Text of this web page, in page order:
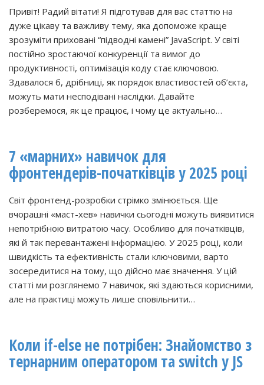
Привіт! Радий вітати! Я підготував для вас статтю на
дуже цікаву та важливу тему, яка допоможе краще
зрозуміти приховані “підводні камені” JavaScript. У світі
постійно зростаючої конкуренції та вимог до
продуктивності, оптимізація коду стає ключовою.
Здавалося б, дрібниці, як порядок властивостей об’єкта,
можуть мати несподівані наслідки. Давайте
розберемося, як це працює, і чому це актуально…
7 «марних» навичок для
фронтендерів-початківців у 2025 році
Світ фронтенд-розробки стрімко змінюється. Ще
вчорашні «маст-хев» навички сьогодні можуть виявитися
непотрібною витратою часу. Особливо для початківців,
які й так перевантажені інформацією. У 2025 році, коли
швидкість та ефективність стали ключовими, варто
зосередитися на тому, що дійсно має значення. У цій
статті ми розглянемо 7 навичок, які здаються корисними,
але на практиці можуть лише сповільнити…
Коли if-else не потрібен: Знайомство з
тернарним оператором та switch у JS